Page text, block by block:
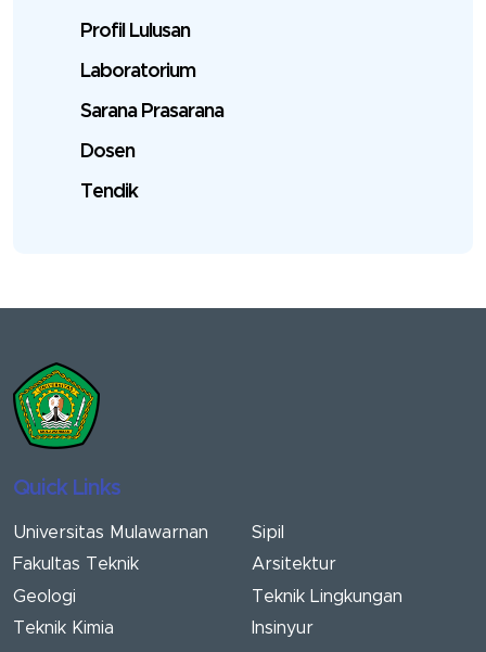
Profil Lulusan
Laboratorium
Sarana Prasarana
Dosen
Tendik
Quick Links
Universitas Mulawarnan
Fakultas Teknik
Geologi
Teknik Kimia
Sipil
Arsitektur
Teknik Lingkungan
Insinyur